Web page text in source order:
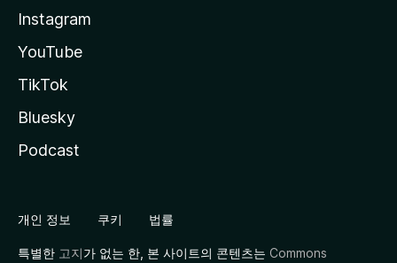
Instagram
YouTube
TikTok
Bluesky
Podcast
개인 정보 쿠키 법률
특별한 고지가 없는 한, 본 사이트의 콘텐츠는 Commons